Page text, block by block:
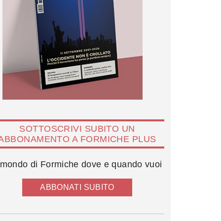
SOTTOSCRIVI SUBITO UN
A FORMICHE PLUS
di Formiche dove e quando vuoi
ABBONATI SUBITO